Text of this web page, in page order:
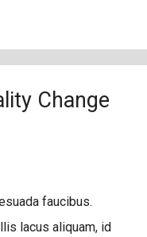
Change
faucibus.
lacus aliquam, id